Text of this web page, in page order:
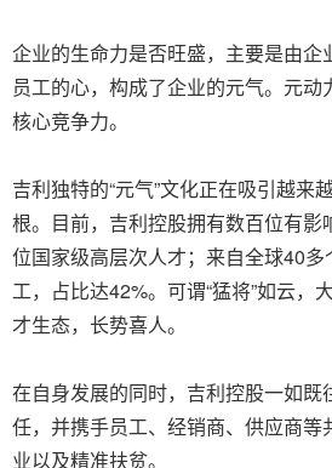
企业的生命力是否旺盛，主要是由企
员工的心，构成了企业的元气。元动
核心竞争力。
吉利独特的“元气”文化正在吸引越来
根。目前，吉利控股拥有数百位有影
位国家级高层次人才；来自全球40
工，占比达42%。可谓“猛将”如云，
才生态，长势喜人。
在自身发展的同时，吉利控股一如既
任，并携手员工、经销商、供应商等
业以及精准扶贫。